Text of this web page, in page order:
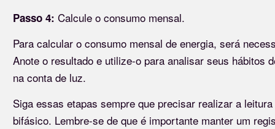
Passo 4: Calcule o consumo mensal.
Para calcular o consumo mensal de energia, será
Anote o resultado e utilize-o para analisar seus hábitos
na conta de luz.
Siga essas etapas sempre que precisar realizar a
bifásico. Lembre-se de que é importante manter um